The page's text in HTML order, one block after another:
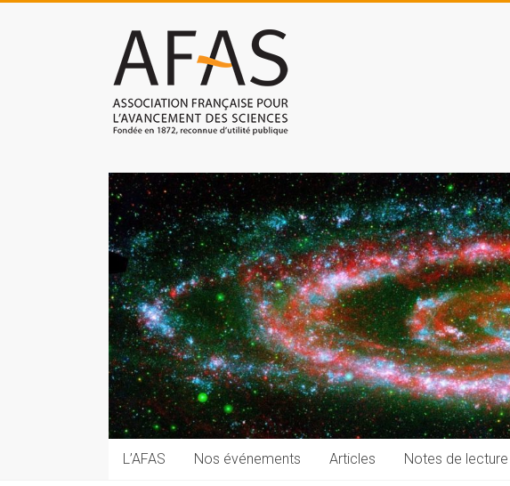
Association
française
pour
des
sciences
(AFAS)
Promouvoir
les
sciences
et
les
techniques
auprès
du
public
L’AFAS Nos événements Articles Notes de lecture